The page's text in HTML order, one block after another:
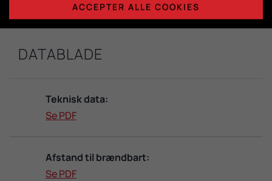
DATABLADE
Teknisk data:
Se PDF
Afstand til brændbart:
Se PDF
ACCEPTER ALLE COOKIES